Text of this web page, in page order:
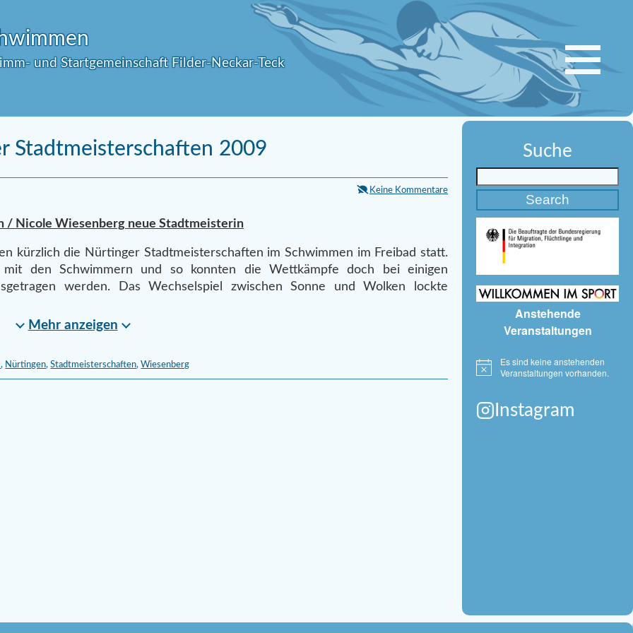
und Startgemeinschaft Filder-Neckar-Teck
Stadtmeisterschaften 2009
Keine Kommentare
/ Nicole Wiesenberg neue Stadtmeisterin
kürzlich die Nürtinger Stadtmeisterschaften im Schwimmen im Freibad statt.
den Schwimmern und so konnten die Wettkämpfe doch bei einigen
werden. Das Wechselspiel zwischen Sonne und Wolken lockte
Mehr anzeigen
, Nürtingen,Stadtmeisterschaften,Wiesenberg
Suche
Anstehende
Veranstaltungen
Hinweis
Es sind keine anstehenden
Veranstaltungen vorhanden.
Instagram